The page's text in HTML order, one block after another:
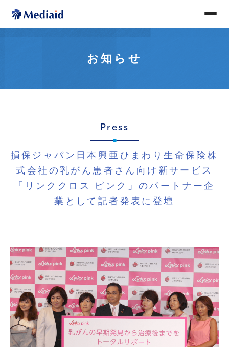
お知らせ
Press
損保ジャパン日本興亜ひまわり生命保険株
式会社の乳がん患者さん向け新サービス
「リンククロス ピンク」のパートナー企
業として記者発表に登壇